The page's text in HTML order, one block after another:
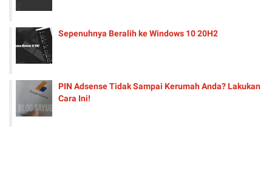
Sepenuhnya Beralih ke Windows 10 20H2
PIN Adsense Tidak Sampai Kerumah Anda? Lakukan
Cara Ini!